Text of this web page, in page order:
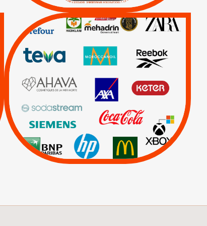
QUE BOYCOTTER ?
BOYCOTT DÉSINVESTISSEMENT
Actus | Ahava
Carrefour HP
Keter |
Livres et brochures
Mehadrin | PUMA |
Sodastream
Visuels, tracts,
affiches,...